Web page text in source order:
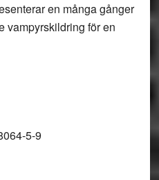
en många gånger
vampyrskildring för en
5-9